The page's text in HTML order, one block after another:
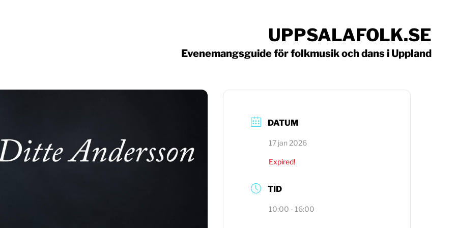
UPPSALAFOLK.SE
Evenemangsguide för folkmusik och dans i Uppland
DATUM
17 jan 2026
Expired!
TID
10:00 - 16:00